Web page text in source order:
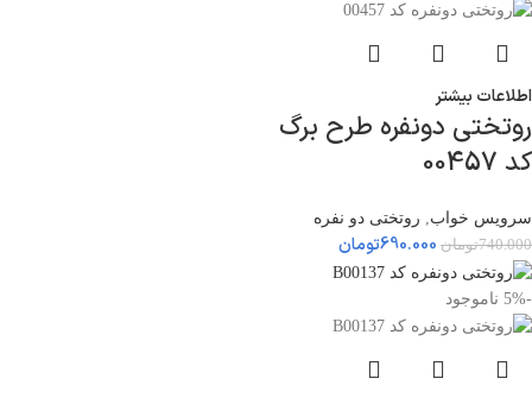
اطلاعات بیشتر
روتختی دونفره طرح برگ
کد 00457
سرویس خواب روتختی دو نفره
740.000تومان 690.000تومان
-5% ناموجود